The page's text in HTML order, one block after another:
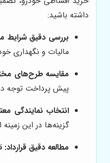
داشته باشید:
بررسی دقیق شرایط
مالیات و نگهداری
مقایسه طرح‌های
پیش پرداخت توجه
انتخاب نمایندگی
گزینه‌ها در این
مطالعه دقیق قرارداد: